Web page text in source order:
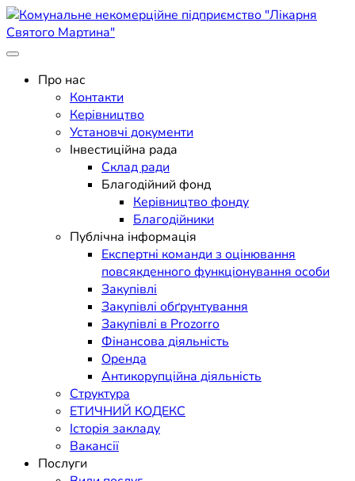
Skip
to
content
Комунальне некомерційне
підприємство "Лікарня
Святого Мартина"
Поліклініка Мукачево
Про нас
Контакти
Керівництво
Установчі документи
Інвестиційна рада
Склад ради
Благодійний фонд
Керівництво фонду
Благодійники
Публічна інформація
Експертні команди з оцінювання
повсякденного функціонування особи
Закупівлі
Закупівлі обґрунтування
Закупівлі в Prozorro
Фінансова діяльність
Оренда
Антикорупційна діяльність
Структура
ЕТИЧНИЙ КОДЕКС
Історія закладу
Вакансії
Послуги